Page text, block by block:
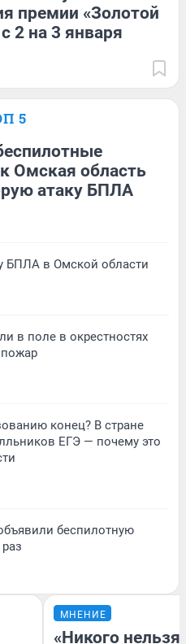
премии «Золотой
2 на 3 января
5
Омская область
атаку БПЛА
БПЛА в Омской области
в поле в окрестностях
конец? В стране
ЕГЭ — почему это
беспилотную
МНЕНИЕ
«Никого нельзя